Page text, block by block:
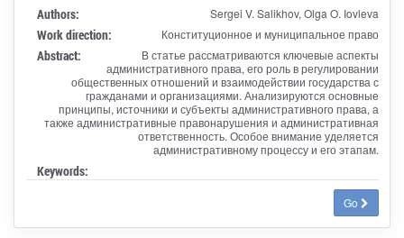
Authors: Sergei V. Salikhov, Olga O. Iovleva
Work direction: Конституционное и муниципальное право
Abstract:
В статье рассматриваются ключевые аспекты
административного права, его роль в регулировании
общественных отношений и взаимодействии государства с
гражданами и организациями. Анализируются основные
принципы, источники и субъекты административного права, а
также административные правонарушения и административная
ответственность. Особое внимание уделяется
административному процессу и его этапам.
Keywords:
Go